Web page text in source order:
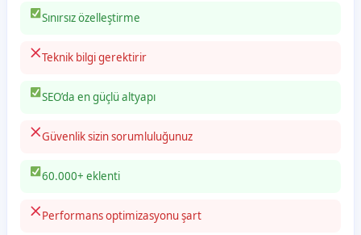
Sınırsız özelleştirme
Teknik bilgi gerektirir
SEO’da en güçlü altyapı
Güvenlik sizin sorumluluğunuz
60.000+ eklenti
Performans optimizasyonu şart